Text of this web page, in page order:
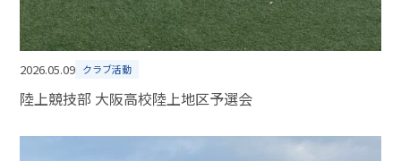
2026.05.09 クラブ活動
陸上競技部 大阪高校陸上地区予選会